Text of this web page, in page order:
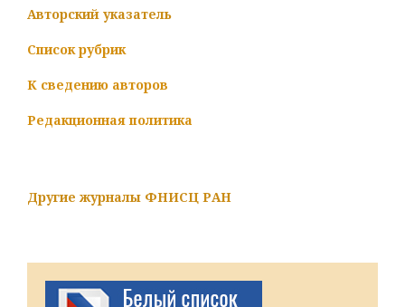
Авторский указатель
Список рубрик
К сведению авторов
Редакционная политика
Другие журналы ФНИСЦ РАН